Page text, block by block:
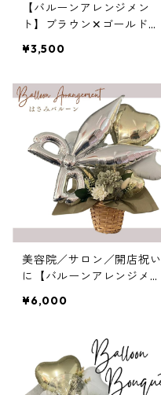
【バルーンアレンジメン
ト】ブラウン✕ゴールド／
¥3,500
美容院／サロン／開店祝い
に【バルーンアレンジメン
¥6,000